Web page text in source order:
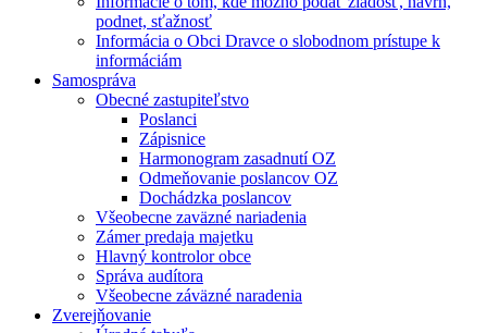
podnet, sťažnosť
Informácia o Obci Dravce o slobodnom prístupe k
informáciám
Samospráva
Obecné zastupiteľstvo
Poslanci
Zápisnice
Harmonogram zasadnutí OZ
Odmeňovanie poslancov OZ
Dochádzka poslancov
Všeobecne zaväzné nariadenia
Zámer predaja majetku
Hlavný kontrolor obce
Správa audítora
Všeobecne záväzné naradenia
Zverejňovanie